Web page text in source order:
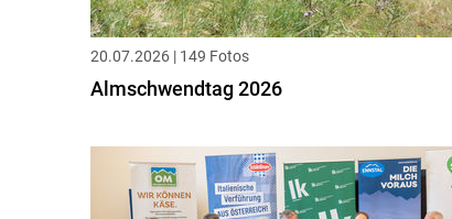
20.07.2026 | 149 Fotos
Almschwendtag 2026